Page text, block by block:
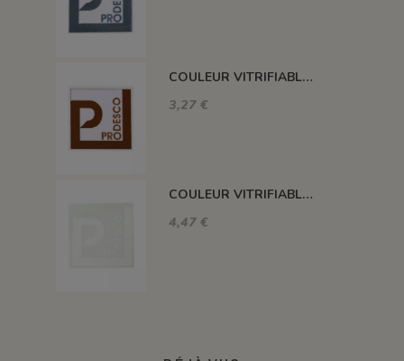
COULEUR VITRIFIABLE DÉCOR SANS PLOMB CHOCOLAT VA109
3,27 €
COULEUR VITRIFIABLE DÉCOR SANS PLOMB BLANC VA103
4,47 €